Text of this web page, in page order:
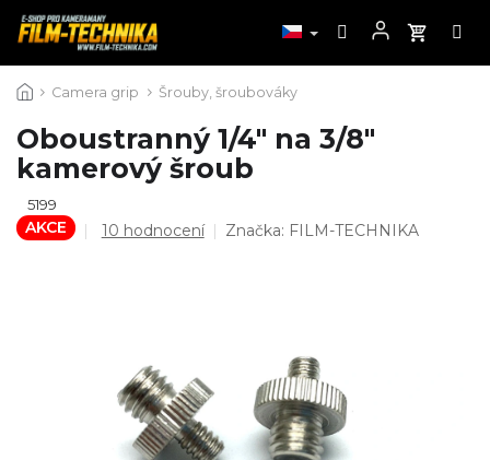
na
Camera grip Šrouby, šroubováky
Oboustranný 1/4" na 3/8"
kamerový šroub
5199
AKCE
Průměrné
hvězdiček.
10 hodnocení Značka: FILM-TECHNIKA